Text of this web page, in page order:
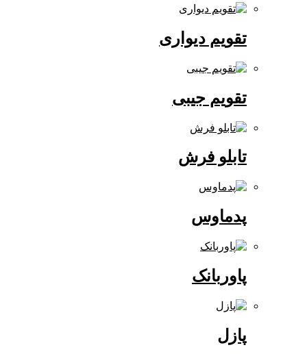
تقویم دیواری
تقویم جیبی
تابلو فرش